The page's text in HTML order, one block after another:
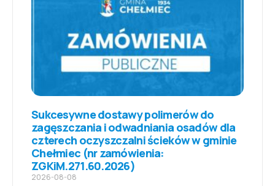
Sukcesywne dostawy polimerów do
zagęszczania i odwadniania osadów dla
czterech oczyszczalni ścieków w gminie
Chełmiec (nr zamówienia:
ZGKiM.271.60.2026)
2026-08-08